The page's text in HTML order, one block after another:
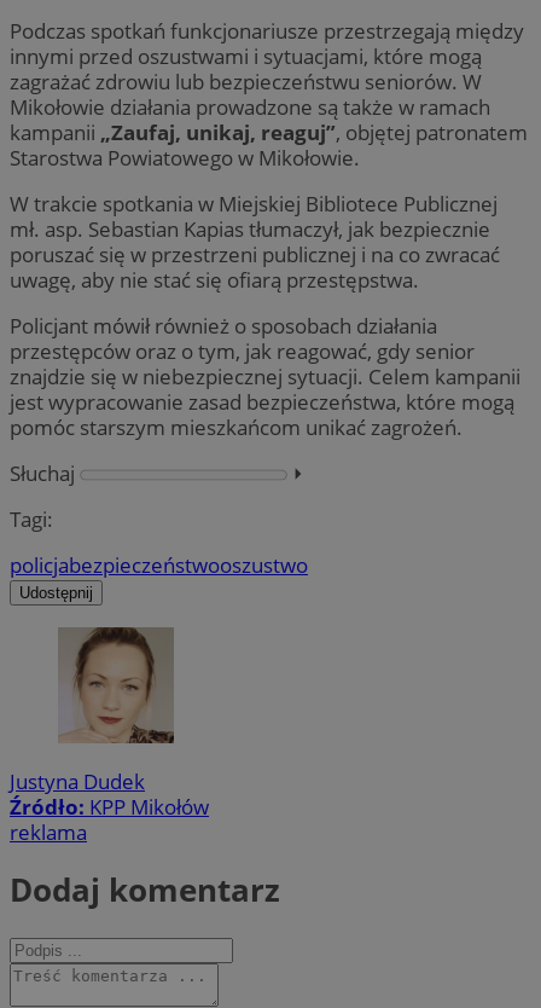
Podczas spotkań funkcjonariusze przestrzegają między
innymi przed oszustwami i sytuacjami, które mogą
zagrażać zdrowiu lub bezpieczeństwu seniorów. W
Mikołowie działania prowadzone są także w ramach
kampanii „Zaufaj, unikaj, reaguj”, objętej patronatem
Starostwa Powiatowego w Mikołowie.
W trakcie spotkania w Miejskiej Bibliotece Publicznej
mł. asp. Sebastian Kapias tłumaczył, jak bezpiecznie
poruszać się w przestrzeni publicznej i na co zwracać
uwagę, aby nie stać się ofiarą przestępstwa.
Policjant mówił również o sposobach działania
przestępców oraz o tym, jak reagować, gdy senior
znajdzie się w niebezpiecznej sytuacji. Celem kampanii
jest wypracowanie zasad bezpieczeństwa, które mogą
pomóc starszym mieszkańcom unikać zagrożeń.
Słuchaj
⏵︎
Tagi:
policjabezpieczeństwooszustwo
Udostępnij
Justyna Dudek
Źródło: KPP Mikołów
reklama
Dodaj komentarz